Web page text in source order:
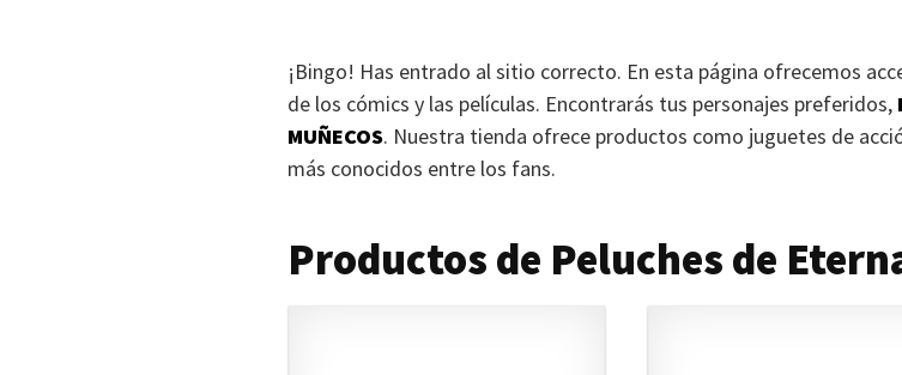
¡Bingo! Has entrado al sitio correcto. En esta página ofrecemos
de los cómics y las películas. Encontrarás tus personajes preferidos,
MUÑECOS. Nuestra tienda ofrece productos como juguetes de
más conocidos entre los fans.
Productos de Peluches de